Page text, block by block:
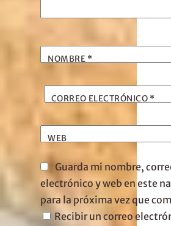
NOMBRE *
CORREO ELECTRÓNICO *
WEB
Guarda mi nombre,
electrónico y web en este
para la próxima vez que
Recibir un correo